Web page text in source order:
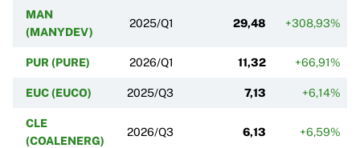
MAN
(MANYDEV)
2025/Q1 29,48 +308,93%
PUR (PURE) 2026/Q1 11,32 +66,91%
EUC (EUCO) 2025/Q3 7,13 +6,14%
CLE
(COALENERG)
2026/Q3 6,13 +6,59%